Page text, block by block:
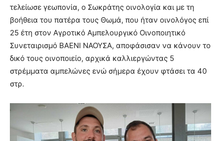
τελείωσε γεωπονία, ο Σωκράτης οινολογία και με τη
βοήθεια του πατέρα τους Θωμά, που ήταν οινολόγος επί
25 έτη στον Αγροτικό Αμπελουργικό Οινοποιητικό
Συνεταιρισμό ΒΑΕΝΙ ΝΑΟΥΣΑ, αποφάσισαν να κάνουν το
δικό τους οινοποιείο, αρχικά καλλιεργώντας 5
στρέμματα αμπελώνες ενώ σήμερα έχουν φτάσει τα 40
στρ.